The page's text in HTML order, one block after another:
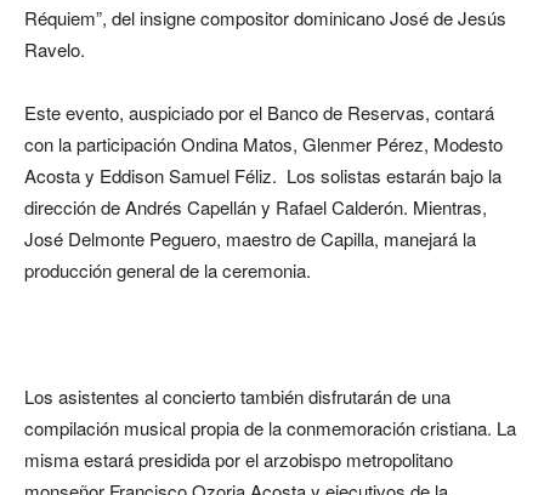
Réquiem”, del insigne compositor dominicano José de Jesús
Ravelo.
Este evento, auspiciado por el Banco de Reservas, contará
con la participación Ondina Matos, Glenmer Pérez, Modesto
Acosta y Eddison Samuel Féliz. Los solistas estarán bajo la
dirección de Andrés Capellán y Rafael Calderón. Mientras,
José Delmonte Peguero, maestro de Capilla, manejará la
producción general de la ceremonia.
Los asistentes al concierto también disfrutarán de una
compilación musical propia de la conmemoración cristiana. La
misma estará presidida por el arzobispo metropolitano